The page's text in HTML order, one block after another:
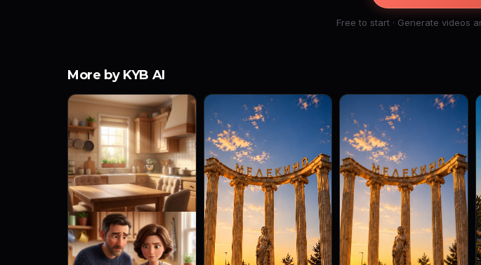
Free to start · Generate videos
More by KYB AI